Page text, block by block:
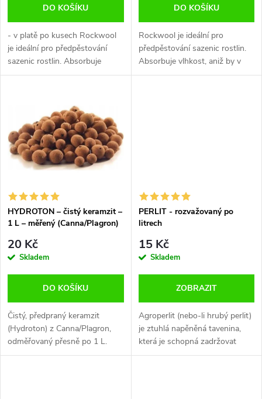
d
u
ů
d
u
t
ů
DO KOŠÍKU
- v platě po kusech Rockwool
je ideální pro předpěstování
sazenic rostlin. Absorbuje
vlhkost, aniž by v sobě
DO KOŠÍKU
Rockwool je ideální pro
předpěstování sazenic rostlin.
Absorbuje vlhkost, aniž by v
sobě zadržoval živiny. I v
HYDROTON – čistý keramzit –
1 L – měřený (Canna/Plagron)
20 Kč
Skladem
DO KOŠÍKU
Čistý, předpraný keramzit
(Hydroton) z Canna/Plagron,
odměřovaný přesně po 1 L.
Skvělý pro hydroponii, drenáž a
PERLIT - rozvažovaný po
litrech
15 Kč
Skladem
ZOBRAZIT
Agroperlit (nebo-li hrubý perlit)
je ztuhlá napěněná tavenina,
která je schopná zadržovat
vlhkost a je naprosto sterilní -